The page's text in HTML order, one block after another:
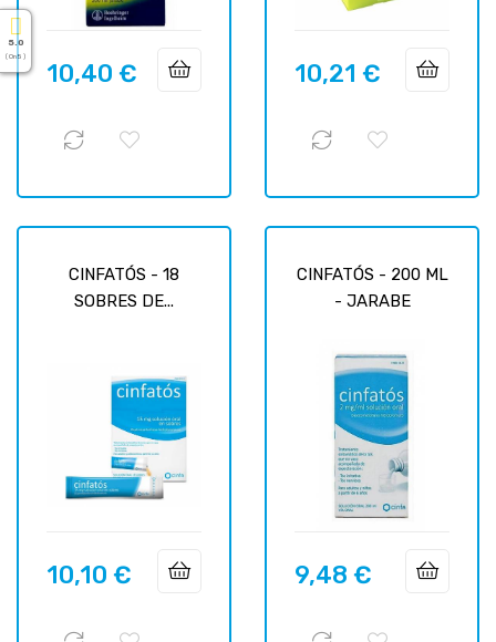
Prix
10,40 € Prix
10,21 €
CINFATÓS - 18
SOBRES DE...
Prix
10,10 €
CINFATÓS - 200 ML
- JARABE
Prix
9,48 €
5.0
( On 5 )